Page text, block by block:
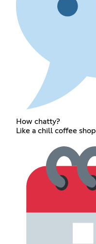
How chatty?
Like a chill coffee shop